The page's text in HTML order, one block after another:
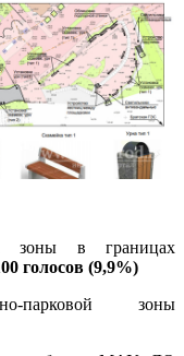
зоны в границах
голосов (9,9%)
парковой зоны